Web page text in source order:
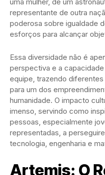
representante de outra
poderosa sobre igualdade
esforços para alcançar
Essa diversidade não é
perspectiva e a
equipe, trazendo
para um dos
humanidade. O impacto
imenso, servindo como
pessoas, especialmente
representadas, a
tecnologia, engenharia e
Artemis: O